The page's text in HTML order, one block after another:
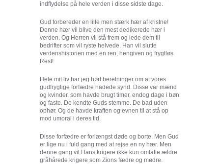
indflydelse på hele verden i disse sidste dage.
Gud forbereder en lille men stærk hær af kristne!
Denne hær vil blive den mest dedikerede hær i
verden. Og Herren vil stå frem og lede dem til
bedrifter som vil ryste helvede. Han vil slutte
verdenshistorien med en ren, hengiven og frygtløs
Rest!
Hele mit liv har jeg hørt beretninger om at vores
gudfrygtige forfædre hadede synd. Disse var mænd
og kvinder, som havde brugt timer, endog dage i bøn
og faste. De kendte Guds stemme. De bad uden
ophør. Og de havde kraften og evnen til at stå op
mod umoral i deres tid.
Disse forfædre er forlængst døde og borte. Men Gud
er lige nu i fuld gang med at rejse en ny hær. Men
denne gang vil Hans krigere ikke kun omfatte ældre
gråhårede krigere som Zions fædre og mødre.